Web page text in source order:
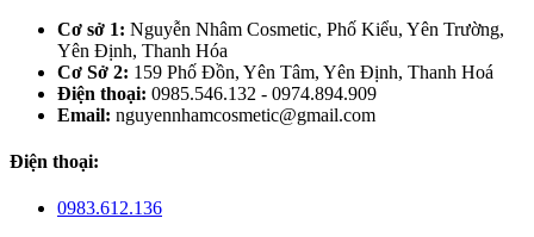
Cơ sở 1: Nguyễn Nhâm Cosmetic, Phố Kiểu, Yên Trường,
Yên Định, Thanh Hóa
Cơ Sở 2: 159 Phố Đồn, Yên Tâm, Yên Định, Thanh Hoá
Điện thoại: 0985.546.132 - 0974.894.909
Email: nguyennhamcosmetic@gmail.com
Điện thoại:
0983.612.136